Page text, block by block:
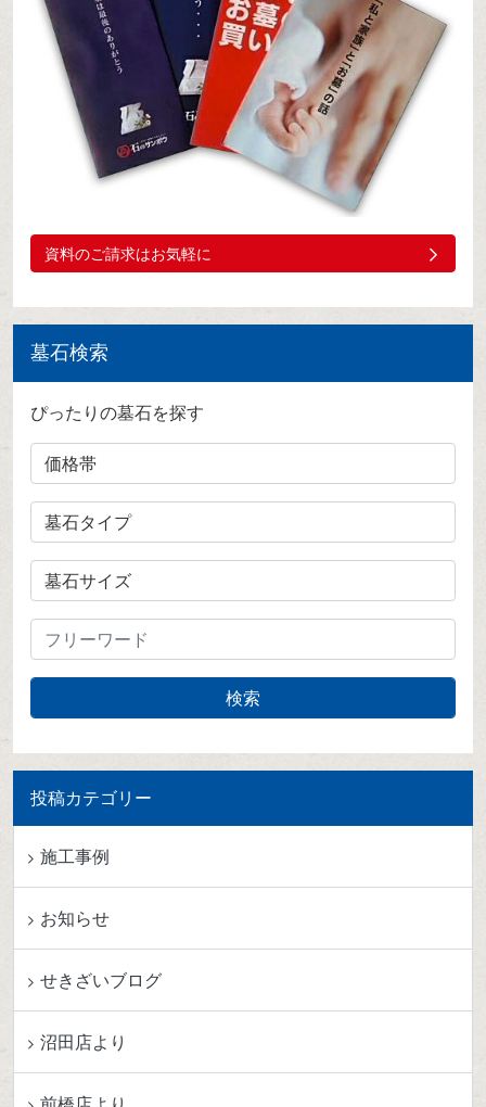
資料のご請求はお気軽に
墓石検索
ぴったりの墓石を探す
投稿カテゴリー
施工事例
お知らせ
せきざいブログ
沼田店より